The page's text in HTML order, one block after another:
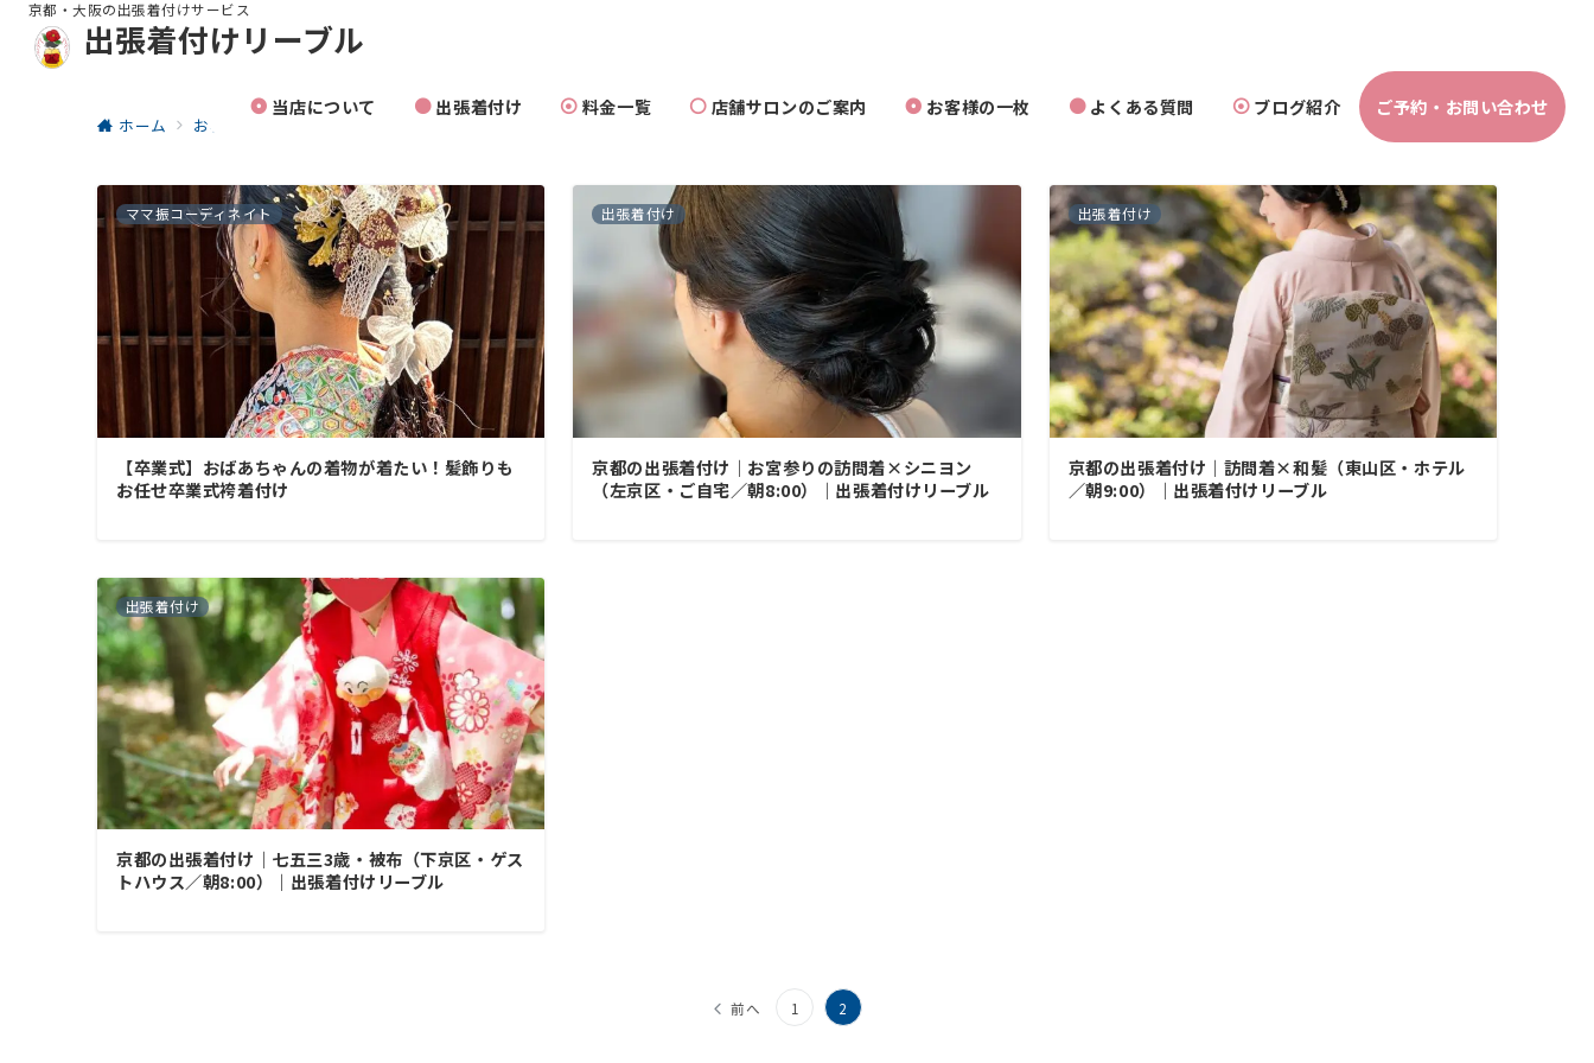
京都・大阪の出張着付けサービス
出張着付けリーブル
当店について 出張着付け 料金一覧 店舗サロンのご案内 お客様の一枚 よくある質問 ブログ紹介 ご予約・お問い合わせ
ホーム お客様の一枚
ママ振コーディネイト
【卒業式】おばあちゃんの着物が着たい！髪飾りも
お任せ卒業式袴着付け
出張着付け
京都の出張着付け｜お宮参りの訪問着×シニヨン
（左京区・ご自宅／朝8:00）｜出張着付けリーブル
出張着付け
京都の出張着付け｜訪問着×和髪（東山区・ホテル
／朝9:00）｜出張着付けリーブル
出張着付け
京都の出張着付け｜七五三3歳・被布（下京区・ゲス
トハウス／朝8:00）｜出張着付けリーブル
前へ 1 2